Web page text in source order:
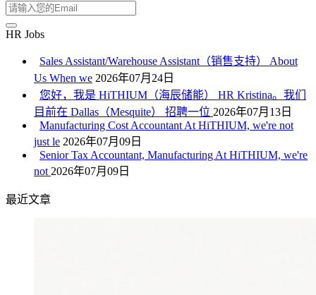
HR Jobs
Sales Assistant/Warehouse Assistant（销售支持） About
Us When we 2026年07月24日
您好，我是 HiTHIUM（海辰储能） HR Kristina。我们
目前在 Dallas（Mesquite） 招聘一位 2026年07月13日
Manufacturing Cost Accountant At HiTHIUM, we're not
just le 2026年07月09日
Senior Tax Accountant, Manufacturing At HiTHIUM, we're
not 2026年07月09日
最近文章